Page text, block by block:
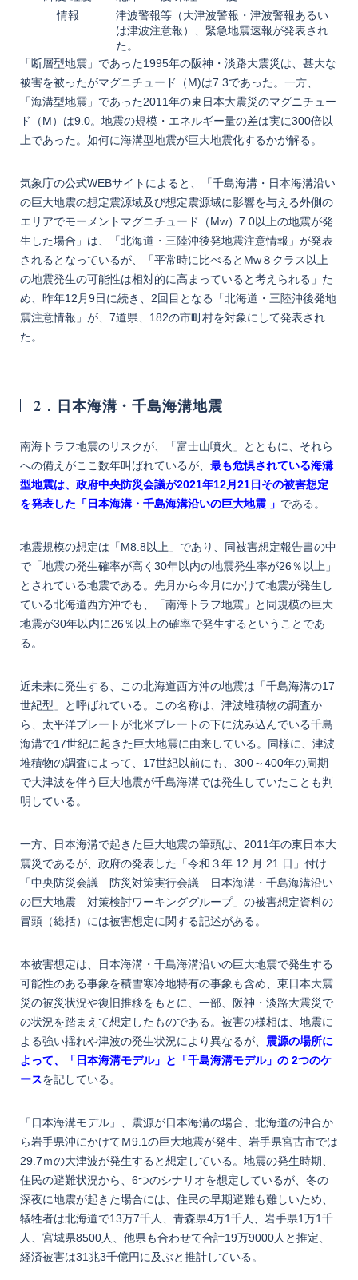
情報
津波警報等（大津波警報・津波警報あるい
は津波注意報）、緊急地震速報が発表され
た。
「断層型地震」であった1995年の阪神・淡路大震災は、甚大な
被害を被ったがマグニチュード（M)は7.3であった。一方、
「海溝型地震」であった2011年の東日本大震災のマグニチュー
ド（M）は9.0。地震の規模・エネルギー量の差は実に300倍以
上であった。如何に海溝型地震が巨大地震化するかが解る。
気象庁の公式WEBサイトによると、「千島海溝・日本海溝沿い
の巨大地震の想定震源域及び想定震源域に影響を与える外側の
エリアでモーメントマグニチュード（Mw）7.0以上の地震が発
生した場合」は、「北海道・三陸沖後発地震注意情報」が発表
されるとなっているが、「平常時に比べるとMw８クラス以上
の地震発生の可能性は相対的に高まっていると考えられる」た
め、昨年12月9日に続き、2回目となる「北海道・三陸沖後発地
震注意情報」が、7道県、182の市町村を対象にして発表され
た。
2．日本海溝・千島海溝地震
南海トラフ地震のリスクが、「富士山噴火」とともに、それら
への備えがここ数年叫ばれているが、 最も危惧されている海溝
型地震は、政府中央防災会議が2021年12月21日その被害想定
を発表した「日本海溝・千島海溝沿いの巨大地震 」 である。
地震規模の想定は「M8.8以上」であり、同被害想定報告書の中
で「地震の発生確率が高く30年以内の地震発生率が26％以上」
とされている地震である。先月から今月にかけて地震が発生し
ている北海道西方沖でも、「南海トラフ地震」と同規模の巨大
地震が30年以内に26％以上の確率で発生するということであ
る。
近未来に発生する、この北海道西方沖の地震は「千島海溝の17
世紀型」と呼ばれている。この名称は、津波堆積物の調査か
ら、太平洋プレートが北米プレートの下に沈み込んでいる千島
海溝で17世紀に起きた巨大地震に由来している。同様に、津波
堆積物の調査によって、17世紀以前にも、300～400年の周期
で大津波を伴う巨大地震が千島海溝では発生していたことも判
明している。
一方、日本海溝で起きた巨大地震の筆頭は、2011年の東日本大
震災であるが、政府の発表した「令和３年 12 月 21 日」付け
「中央防災会議 防災対策実行会議 日本海溝・千島海溝沿い
の巨大地震 対策検討ワーキンググループ」の被害想定資料の
冒頭（総括）には被害想定に関する記述がある。
本被害想定は、日本海溝・千島海溝沿いの巨大地震で発生する
可能性のある事象を積雪寒冷地特有の事象も含め、東日本大震
災の被災状況や復旧推移をもとに、一部、阪神・淡路大震災で
の状況を踏まえて想定したものである。被害の様相は、地震に
よる強い揺れや津波の発生状況により異なるが、 震源の場所に
よって、
「日本海溝モデル」と「千島海溝モデル」の 2つのケ
ースを記している。
「日本海溝モデル」、震源が日本海溝の場合、北海道の沖合か
ら岩手県沖にかけてＭ9.1の巨大地震が発生、岩手県宮古市では
29.7ｍの大津波が発生すると想定している。地震の発生時期、
住民の避難状況から、6つのシナリオを想定しているが、冬の
深夜に地震が起きた場合には、住民の早期避難も難しいため、
犠牲者は北海道で13万7千人、青森県4万1千人、岩手県1万1千
人、宮城県8500人、他県も合わせて合計19万9000人と推定、
経済被害は31兆3千億円に及ぶと推計している。